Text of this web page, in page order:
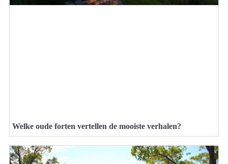
Welke oude forten vertellen de mooiste verhalen?